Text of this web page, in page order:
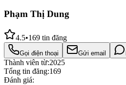
Phạm Thị Dung
4.5•169 tin đăng
Gọi điện thoại Gửi email
Thành viên từ:2025
Tổng tin đăng:169
Đánh giá: